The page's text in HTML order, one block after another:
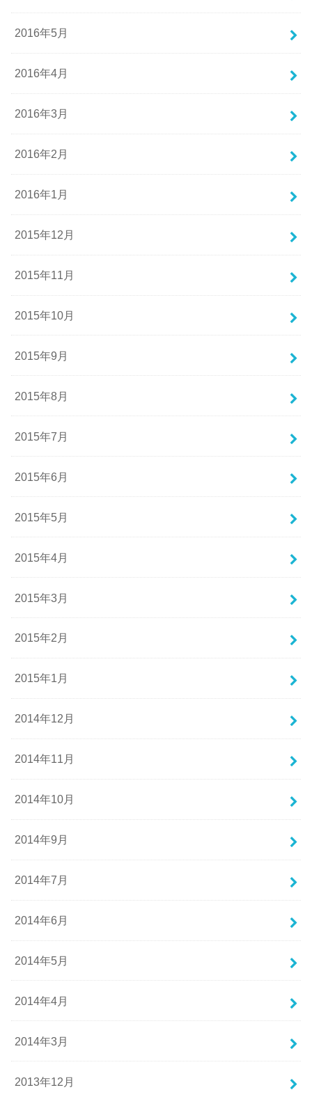
2016年5月
2016年4月
2016年3月
2016年2月
2016年1月
2015年12月
2015年11月
2015年10月
2015年9月
2015年8月
2015年7月
2015年6月
2015年5月
2015年4月
2015年3月
2015年2月
2015年1月
2014年12月
2014年11月
2014年10月
2014年9月
2014年7月
2014年6月
2014年5月
2014年4月
2014年3月
2013年12月